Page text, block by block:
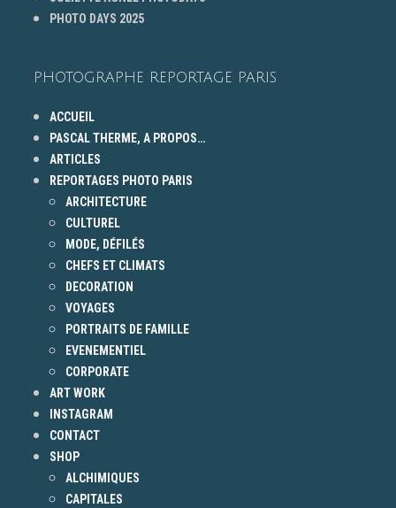
PHOTO DAYS 2025
PHOTOGRAPHE REPORTAGE PARIS
ACCUEIL
PASCAL THERME, A PROPOS…
ARTICLES
REPORTAGES PHOTO PARIS
ARCHITECTURE
CULTUREL
MODE, DÉFILÉS
CHEFS ET CLIMATS
DECORATION
VOYAGES
PORTRAITS DE FAMILLE
EVENEMENTIEL
CORPORATE
ART WORK
INSTAGRAM
CONTACT
SHOP
ALCHIMIQUES
CAPITALES